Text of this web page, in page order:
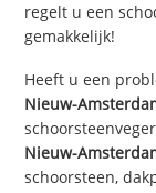
regelt u een
gemakkelijk!
Heeft u een
Nieuw-
Nieuw-
schoorsteen,